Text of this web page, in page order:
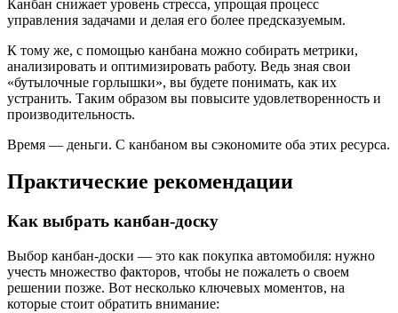
Канбан снижает уровень стресса, упрощая процесс
управления задачами и делая его более предсказуемым.
К тому же, с помощью канбана можно собирать метрики,
анализировать и оптимизировать работу. Ведь зная свои
«бутылочные горлышки», вы будете понимать, как их
устранить. Таким образом вы повысите удовлетворенность и
производительность.
Время — деньги. С канбаном вы сэкономите оба этих ресурса.
Практические рекомендации
Как выбрать канбан-доску
Выбор канбан-доски — это как покупка автомобиля: нужно
учесть множество факторов, чтобы не пожалеть о своем
решении позже. Вот несколько ключевых моментов, на
которые стоит обратить внимание: